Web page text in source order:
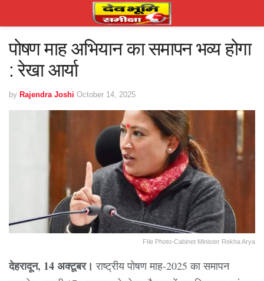
पोषण माह अभियान का समापन भव्य होगा
: रेखा आर्या
by Rajendra Joshi October 14, 2025
FIle Photo-Cabinet Minister Rekha Arya
देहरादून, 14 अक्टूबर। राष्ट्रीय पोषण माह-2025 का समापन